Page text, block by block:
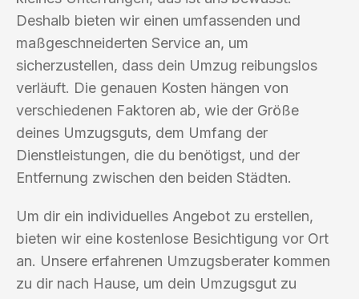
Deshalb bieten wir einen umfassenden und
maßgeschneiderten Service an, um
sicherzustellen, dass dein Umzug reibungslos
verläuft. Die genauen Kosten hängen von
verschiedenen Faktoren ab, wie der Größe
deines Umzugsguts, dem Umfang der
Dienstleistungen, die du benötigst, und der
Entfernung zwischen den beiden Städten.
Um dir ein individuelles Angebot zu erstellen,
bieten wir eine kostenlose Besichtigung vor Ort
an. Unsere erfahrenen Umzugsberater kommen
zu dir nach Hause, um dein Umzugsgut zu